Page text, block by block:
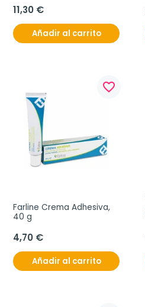
11,30 €
Añadir al carrito
favorite_border
Farline Crema Adhesiva,
40 g
4,70 €
Añadir al carrito